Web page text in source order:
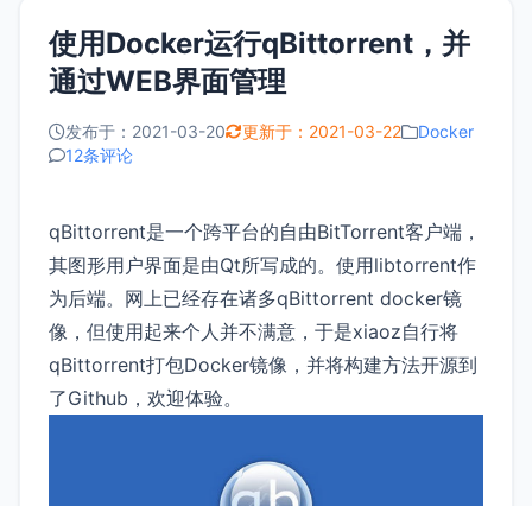
使用Docker运行qBittorrent，并
通过WEB界面管理
发布于：2021-03-20 更新于：2021-03-22
Docker
12条评论
qBittorrent是一个跨平台的自由BitTorrent客户端，
其图形用户界面是由Qt所写成的。使用libtorrent作
为后端。网上已经存在诸多qBittorrent docker镜
像，但使用起来个人并不满意，于是xiaoz自行将
qBittorrent打包Docker镜像，并将构建方法开源到
了Github，欢迎体验。